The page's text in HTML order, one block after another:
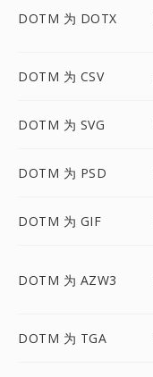
DOTM 为 DOTX
DOTM 为 CSV
DOTM 为 SVG
DOTM 为 PSD
DOTM 为 GIF
DOTM 为 AZW3
DOTM 为 TGA